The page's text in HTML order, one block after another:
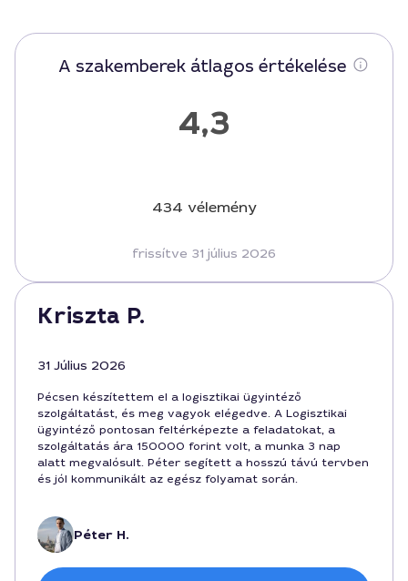
A szakemberek átlagos értékelése
4,3
434 vélemény
frissítve 31 július 2026
Kriszta P.
31 Július 2026
Pécsen készítettem el a logisztikai ügyintéző
szolgáltatást, és meg vagyok elégedve. A Logisztikai
ügyintéző pontosan feltérképezte a feladatokat, a
szolgáltatás ára 150000 forint volt, a munka 3 nap
alatt megvalósult. Péter segített a hosszú távú tervben
és jól kommunikált az egész folyamat során.
Péter H.